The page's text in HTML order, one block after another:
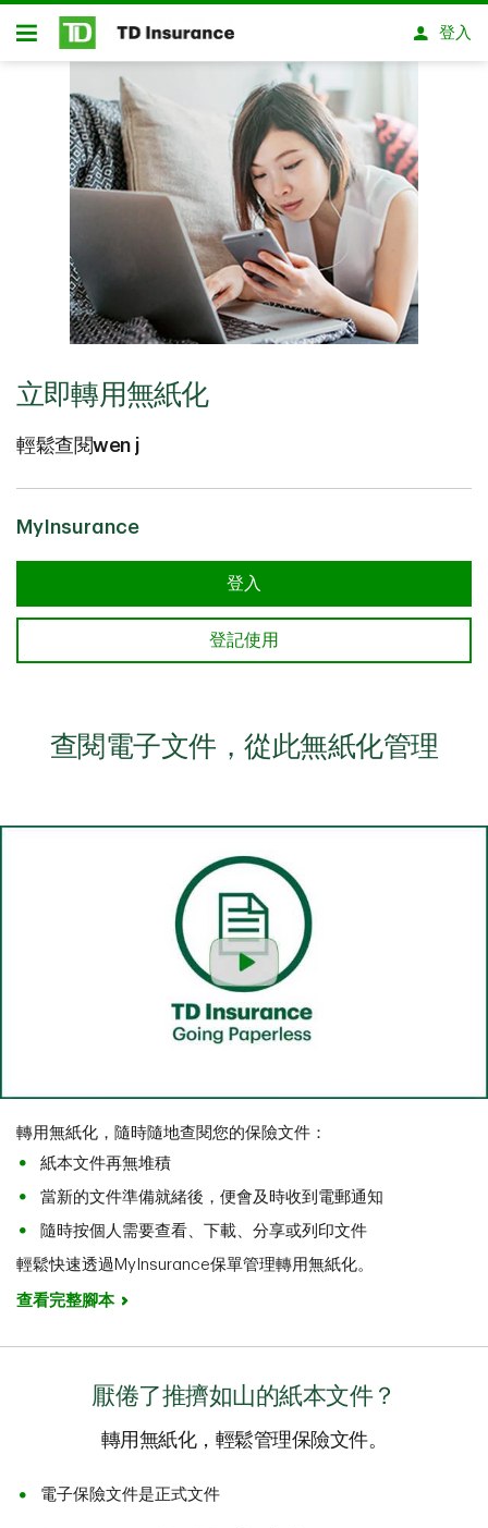
略過進入主要內容
開放式房屋貸款
登入
立即轉用無紙化
輕鬆查閱wen j
MyInsurance
登入
登記使用
查閱電子文件，從此無紙化管理
轉用無紙化，隨時隨地查閱您的保險文件：
紙本文件再無堆積
當新的文件準備就緒後，便會及時收到電郵通知
隨時按個人需要查看、下載、分享或列印文件
輕鬆快速透過MyInsurance保單管理轉用無紙化。
查看完整腳本
厭倦了推擠如山的紙本文件？
轉用無紙化，輕鬆管理保險文件。
電子保險文件是正式文件